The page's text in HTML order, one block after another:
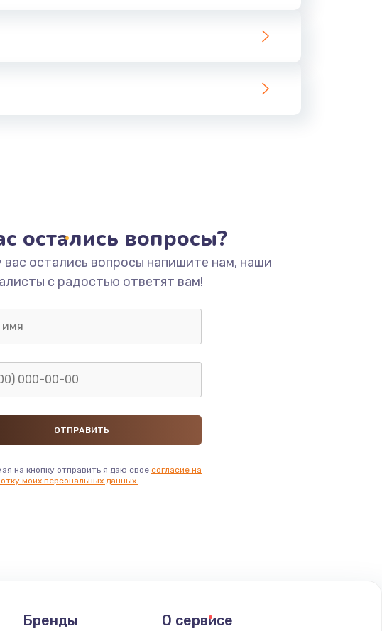
остались вопросы?
вас остались вопросы напишите нам, наши
с радостью ответят вам!
на кнопку отправить я даю свое согласие на
моих персональных данных.
Бренды О сервисе